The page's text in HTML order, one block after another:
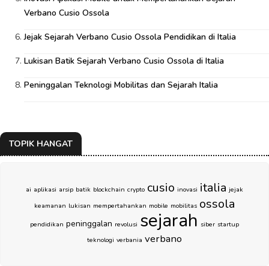
Verbano Cusio Ossola
Jejak Sejarah Verbano Cusio Ossola Pendidikan di Italia
Lukisan Batik Sejarah Verbano Cusio Ossola di Italia
Peninggalan Teknologi Mobilitas dan Sejarah Italia
TOPIK HANGAT
ai aplikasi arsip batik blockchain crypto cusio inovasi italia jejak
keamanan lukisan mempertahankan mobile mobilitas ossola
pendidikan peninggalan revolusi sejarah siber startup
teknologi verbania verbano